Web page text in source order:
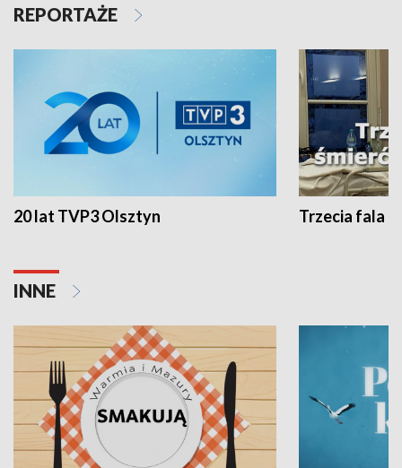
REPORTAŻE
20 lat TVP3 Olsztyn Trzecia fala -
INNE